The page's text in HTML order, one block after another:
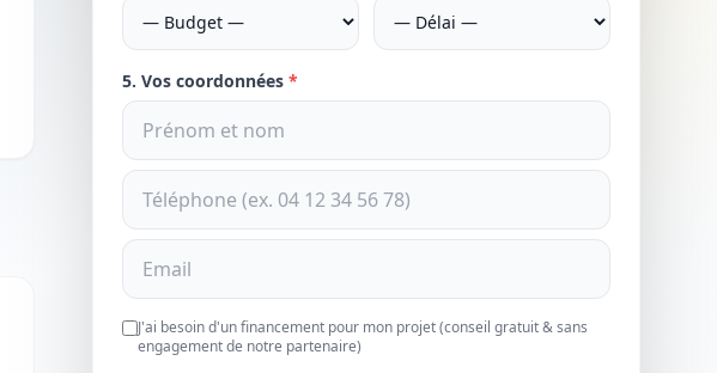
5. Vos coordonnées*
J'ai besoin d'un financement pour mon projet (conseil gratuit & sans
engagement de notre partenaire)